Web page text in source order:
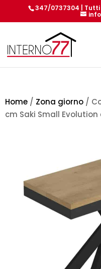
347/0737304 | Tutti
Home / Zona giorno /
cm Saki Small